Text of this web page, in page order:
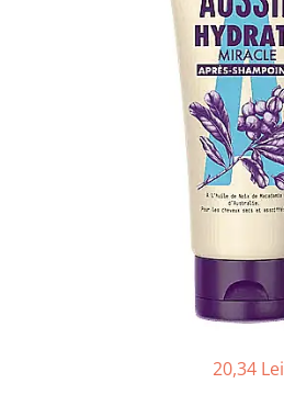
Solutie de intretinere textile
20,34 Lei